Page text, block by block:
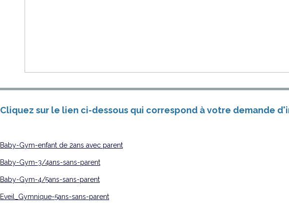
Cliquez sur le lien ci-dessous qui correspond à votre demande
Baby-Gym-enfant de 2ans avec parent
Baby-Gym-3/4ans-sans-parent
Baby-Gym-4/5ans-sans-parent
Eveil_Gymnique-5ans-sans-parent